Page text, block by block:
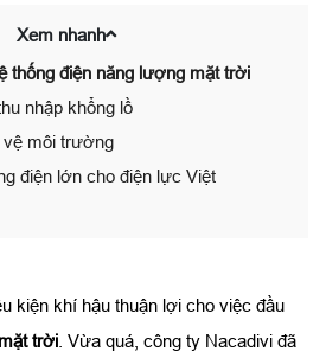
Xem nhanh
thống điện năng lượng mặt trời
nhập khổng lồ
vệ môi trường
điện lớn cho điện lực Việt
kiện khí hậu thuận lợi cho việc đầu
trời . Vừa quá, công ty Nacadivi đã